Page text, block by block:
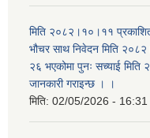
मिति २०८२।१०।११ प्रकाशित
भौचर साथ निवेदन मिति
२६ भएकोमा पुनः सच्याई
जानकारी गराइन्छ । ।
मिति: 02/05/2026 - 16:31